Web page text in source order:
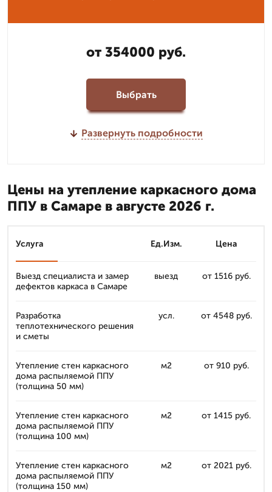
от 354000 руб.
Выбрать
Развернуть подробности
Цены на утепление каркасного дома
ППУ в Самаре в августе 2026 г.
Услуга Ед.Изм. Цена
Выезд специалиста и замер
дефектов каркаса в Самаре
выезд от 1516 руб.
Разработка
теплотехнического решения
и сметы
усл. от 4548 руб.
Утепление стен каркасного
дома распыляемой ППУ
(толщина 50 мм)
м2 от 910 руб.
Утепление стен каркасного
дома распыляемой ППУ
(толщина 100 мм)
м2 от 1415 руб.
Утепление стен каркасного
дома распыляемой ППУ
(толщина 150 мм)
м2 от 2021 руб.